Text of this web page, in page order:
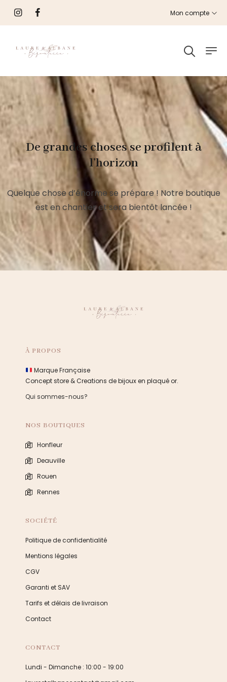
Mon compte
De grandes choses se profilent à
l’horizon
Quelque chose d’énorme se prépare ! Notre boutique
est en chantier et sera bientôt lancée !
À PROPOS
Marque Française
Concept store & Creations de bijoux en plaqué or.
Qui sommes-nous?
NOS BOUTIQUES
Honfleur
Deauville
Rouen
Rennes
SOCIÉTÉ
Politique de confidentialité
Mentions légales
CGV
Garanti et SAV
Tarifs et délais de livraison
Contact
CONTACT
Lundi - Dimanche : 10:00 - 19:00